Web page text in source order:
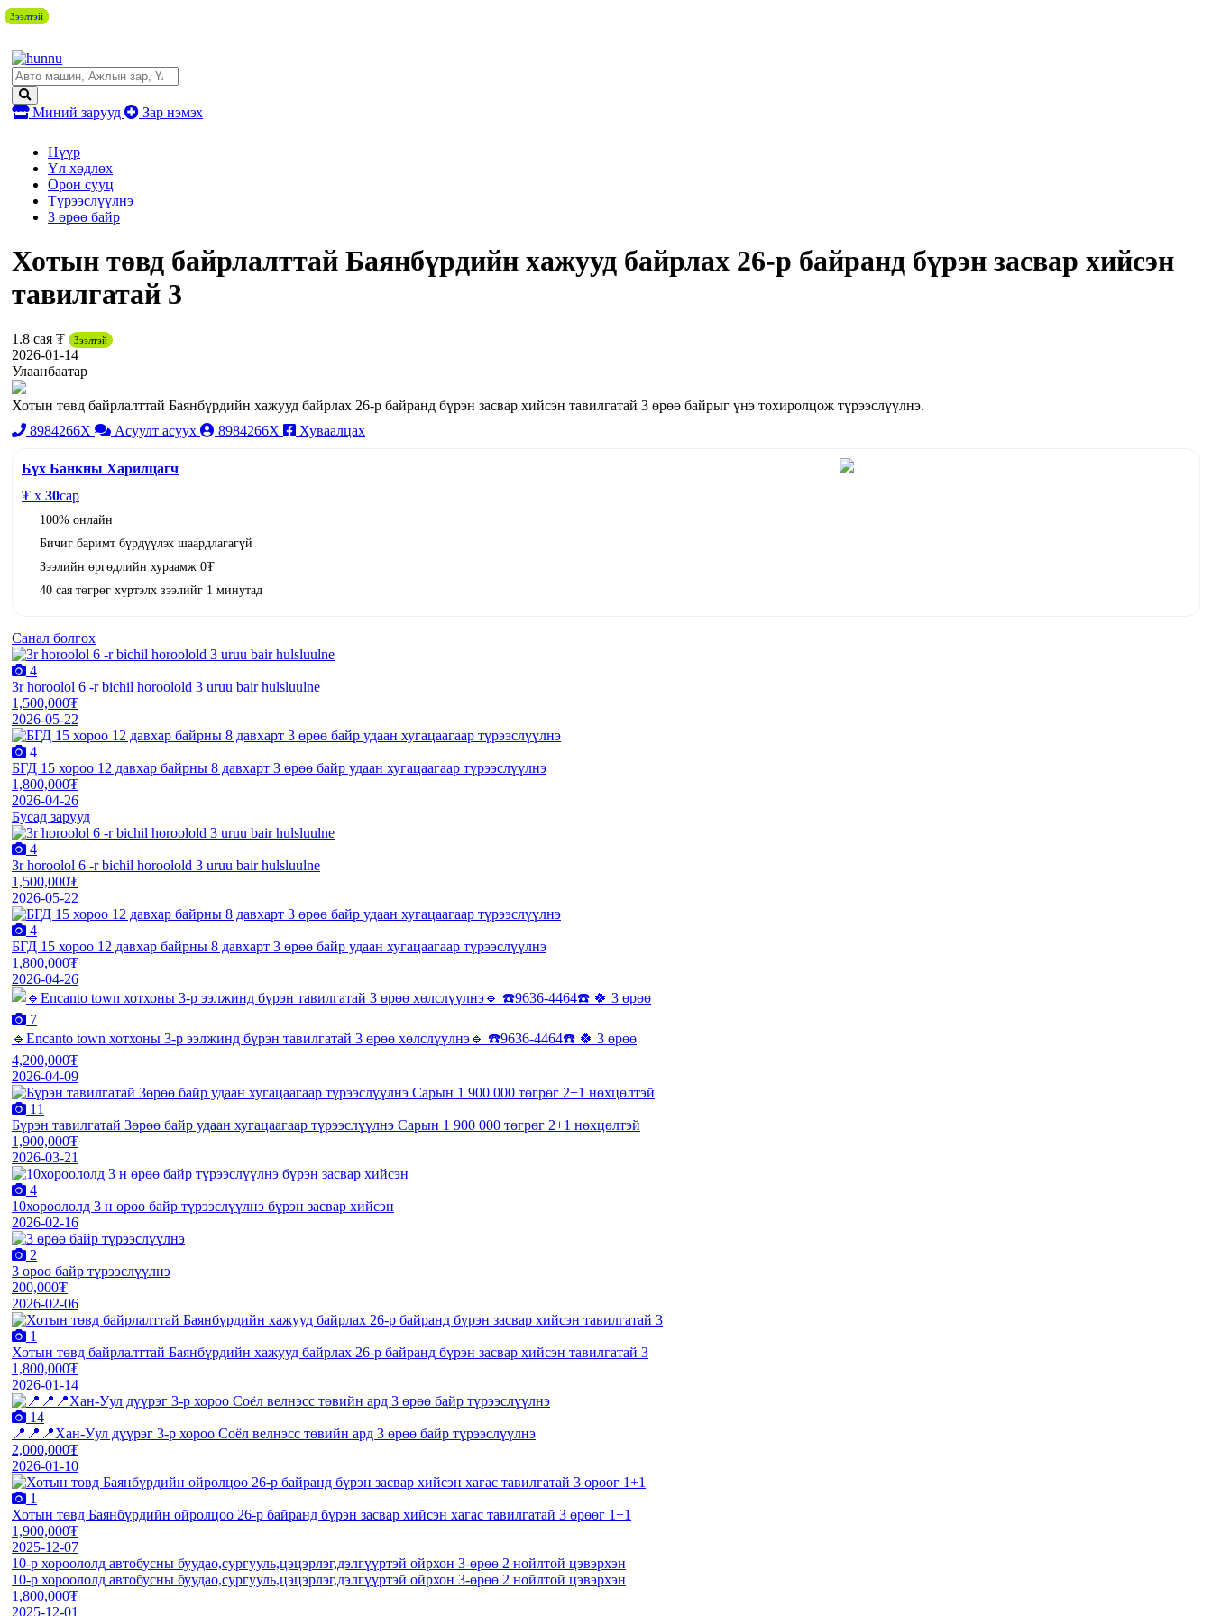
Миний зарууд Зар нэмэх
Нүүр
Үл хөдлөх
Орон сууц
Түрээслүүлнэ
3 өрөө байр
Хотын төвд байрлалттай Баянбүрдийн хажууд байрлах 26-р байранд бүрэн засвар хийсэн
тавилгатай 3
1.8 сая ₮ Зээлтэй
2026-01-14
Улаанбаатар
Хотын төвд байрлалттай Баянбүрдийн хажууд байрлах 26-р байранд бүрэн засвар хийсэн тавилгатай 3 өрөө байрыг үнэ тохиролцож түрээслүүлнэ.
8984266X
Асуулт асуух 8984266X Хуваалцах
Бүх Банкны Харилцагч
₮ x 30сар
100% онлайн
Бичиг баримт бүрдүүлэх шаардлагагүй
Зээлийн өргөдлийн хураамж 0₮
40 сая төгрөг хүртэлх зээлийг 1 минутад
Санал болгох
Зээлтэй
4
3r horoolol 6 -r bichil horoolold 3 uruu bair hulsluulne
1,500,000₮
2026-05-22
Зээлтэй
4
БГД 15 хороо 12 давхар байрны 8 давхарт 3 өрөө байр удаан хугацаагаар түрээслүүлнэ
1,800,000₮
2026-04-26
Бусад зарууд
Зээлтэй
4
3r horoolol 6 -r bichil horoolold 3 uruu bair hulsluulne
1,500,000₮
2026-05-22
Зээлтэй
4
БГД 15 хороо 12 давхар байрны 8 давхарт 3 өрөө байр удаан хугацаагаар түрээслүүлнэ
1,800,000₮
2026-04-26
Зээлтэй
7
🔹️Encanto town хотхоны 3-р ээлжинд бүрэн тавилгатай 3 өрөө хөлслүүлнэ🔹️ ☎️9636-4464☎️ 🍀 3 өрөө
4,200,000₮
2026-04-09
Зээлтэй
11
Бүрэн тавилгатай 3өрөө байр удаан хугацаагаар түрээслүүлнэ Сарын 1 900 000 төгрөг 2+1 нөхцөлтэй
1,900,000₮
2026-03-21
4
10хороололд 3 н өрөө байр түрээслүүлнэ бүрэн засвар хийсэн
2026-02-16
2
3 өрөө байр түрээслүүлнэ
200,000₮
2026-02-06
Зээлтэй
1
Хотын төвд байрлалттай Баянбүрдийн хажууд байрлах 26-р байранд бүрэн засвар хийсэн тавилгатай 3
1,800,000₮
2026-01-14
Зээлтэй
14
📍📍📍Хан-Уул дүүрэг 3-р хороо Соёл велнэсс төвийн ард 3 өрөө байр түрээслүүлнэ
2,000,000₮
2026-01-10
Зээлтэй
1
Хотын төвд Баянбүрдийн ойролцоо 26-р байранд бүрэн засвар хийсэн хагас тавилгатай 3 өрөөг 1+1
1,900,000₮
2025-12-07
10-р хороололд автобусны буудао,сургууль,цэцэрлэг,дэлгүүртэй ойрхон 3-өрөө 2 нойлтой цэвэрхэн
Зээлтэй
10-р хороололд автобусны буудао,сургууль,цэцэрлэг,дэлгүүртэй ойрхон 3-өрөө 2 нойлтой цэвэрхэн
1,800,000₮
2025-12-01